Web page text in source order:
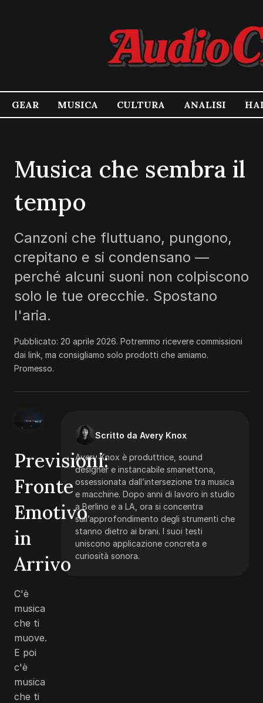
GEAR MUSICA CULTURA ANALISI
Musica che sembra il
tempo
Canzoni che fluttuano, pungono,
crepitano e si condensano —
perché alcuni suoni non colpiscono
solo le tue orecchie. Spostano
l'aria.
Pubblicato: 20 aprile 2026. Potremmo ricevere commissioni
dai link, ma consigliamo solo prodotti che amiamo.
Promesso.
Scritto da Avery Knox
Avery Knox è produttrice, sound
designer e instancabile smanettona,
ossessionata dall’intersezione tra musica
e macchine. Dopo anni di lavoro in studio
a Berlino e a LA, ora si concentra
sull’approfondimento degli strumenti che
stanno dietro ai brani. I suoi testi
uniscono applicazione concreta e
curiosità sonora.
Previsioni:
Fronte
Emotivo
in
Arrivo
C'è
musica
che ti
muove.
E poi
c'è
musica
che ti